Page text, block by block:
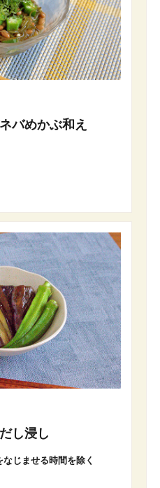
バめかぶ和え
し浸し
じませる時間を除く